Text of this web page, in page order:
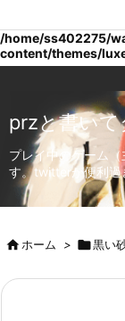
: Trying to
/home/ss402275/
content/themes/
przと書い
プレイ中のゲーム
す。twitterが便利過
ホーム > 黒い